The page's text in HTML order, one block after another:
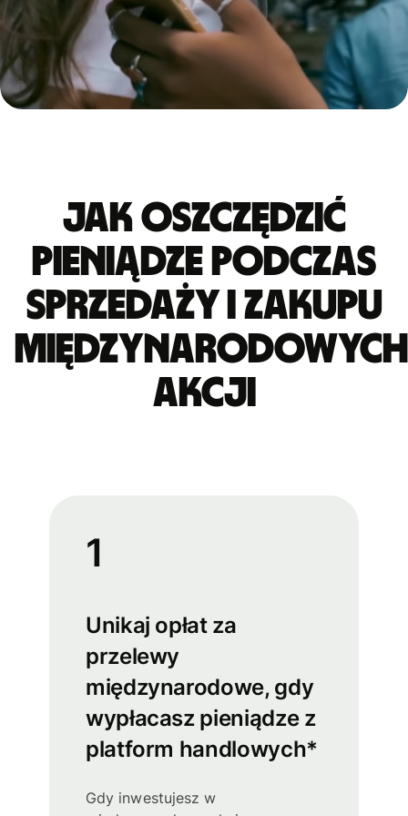
Jak oszczędzić
pieniądze podczas
sprzedaży i zakupu
międzynarodowych
akcji
1
Unikaj opłat za
przelewy
międzynarodowe, gdy
wypłacasz pieniądze z
platform handlowych*
Gdy inwestujesz w